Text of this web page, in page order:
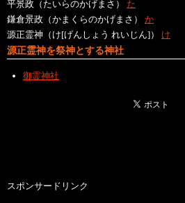
平景政（たいらのかげまさ） た
鎌倉景政（かまくらのかげまさ） か
源正霊神（け[げんしょう れいじん]） け
源正霊神を祭神とする神社
御霊神社
スポンサードリンク